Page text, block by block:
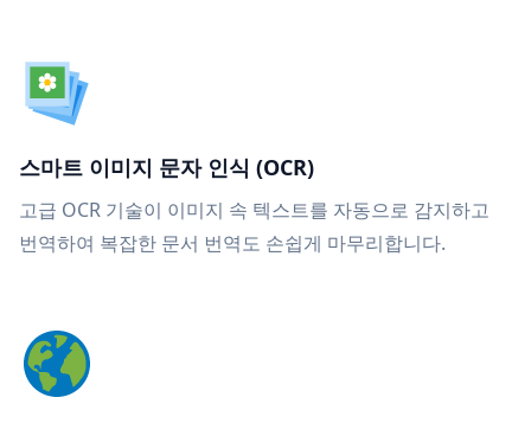
스마트 이미지 문자 인식 (OCR)
고급 OCR 기술이 이미지 속 텍스트를 자동으로 감지하고
번역하여 복잡한 문서 번역도 손쉽게 마무리합니다.